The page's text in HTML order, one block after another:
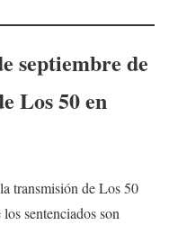
septiembre de
Los 50 en
transmisión de Los 50
sentenciados son